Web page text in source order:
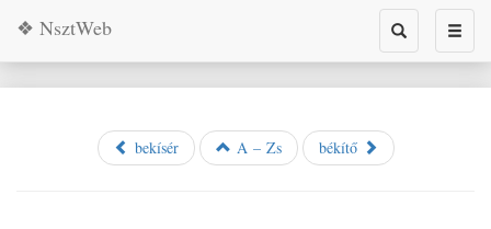
Toggle
search
❖ NsztWeb
bekísér A – Zs békítő